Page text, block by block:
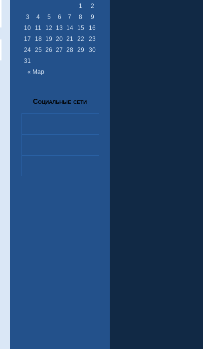
« Мар
1
2
3
4 5 6 7 8
9
10
11 12 13 14 15
16
17
18 19 20 21 22
23
24 25 26 27 28 29
30
31
Социальные сети